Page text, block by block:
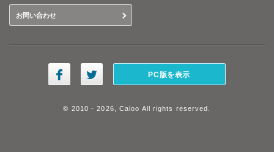
お問い合わせ
PC版を表示
© 2010 - 2026, Caloo All rights reserved.